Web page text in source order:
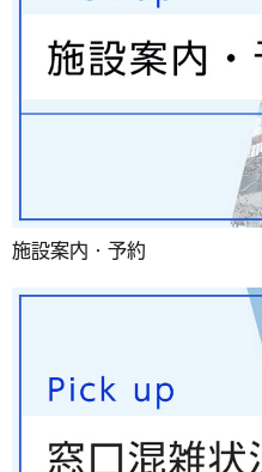
施設案内・予約